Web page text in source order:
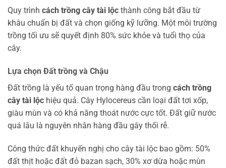
Quy trình cách trồng cây tài lộc thành công bắt đầu từ
khâu chuẩn bị đất và chọn giống kỹ lưỡng. Một môi trường
trồng tối ưu sẽ quyết định 80% sức khỏe và tuổi thọ của
cây.
Lựa chọn Đất trồng và Chậu
Đất trồng là yếu tố quan trọng hàng đầu trong cách trồng
cây tài lộc hiệu quả. Cây Hylocereus cần loại đất tơi xốp,
giàu mùn và có khả năng thoát nước cực tốt. Đất giữ nước
quá lâu là nguyên nhân hàng đầu gây thối rễ.
Công thức đất khuyến nghị cho cây tài lộc bao gồm: 50%
đất thịt hoặc đất đỏ bazan sạch, 30% xơ dừa hoặc mùn